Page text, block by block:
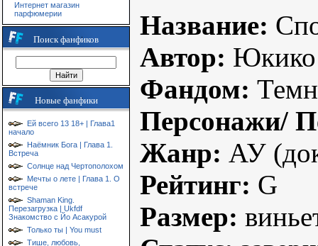
Интернет магазин
парфюмерии
Поиск фанфиков
Новые фанфики
Ей всего 13 18+ | Глава1
начало
Наёмник Бога | Глава 1.
Встреча
Солнце над Чертополохом
Мечты о лете | Глава 1. О
встрече
Shaman King.
Перезагрузка | Ukfdf
Знакомство с Йо Асакурой
Только ты | You must
Тише, любовь,
Название:
Автор: Юкико
Фандом:
Персонажи/
Жанр: АУ
Рейтинг: G
Размер: